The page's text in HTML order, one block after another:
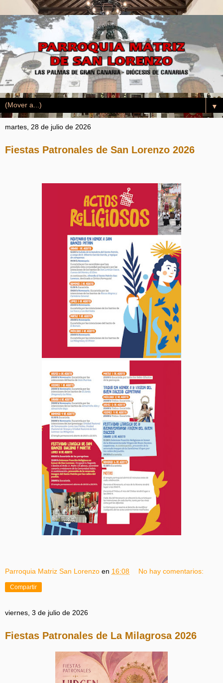
▼
martes, 28 de julio de 2026
Fiestas Patronales de San Lorenzo 2026
Parroquia Matriz San Lorenzo en 16:08 No hay comentarios:
Compartir
viernes, 3 de julio de 2026
Fiestas Patronales de La Milagrosa 2026